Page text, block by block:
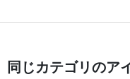
同じカテゴリのア